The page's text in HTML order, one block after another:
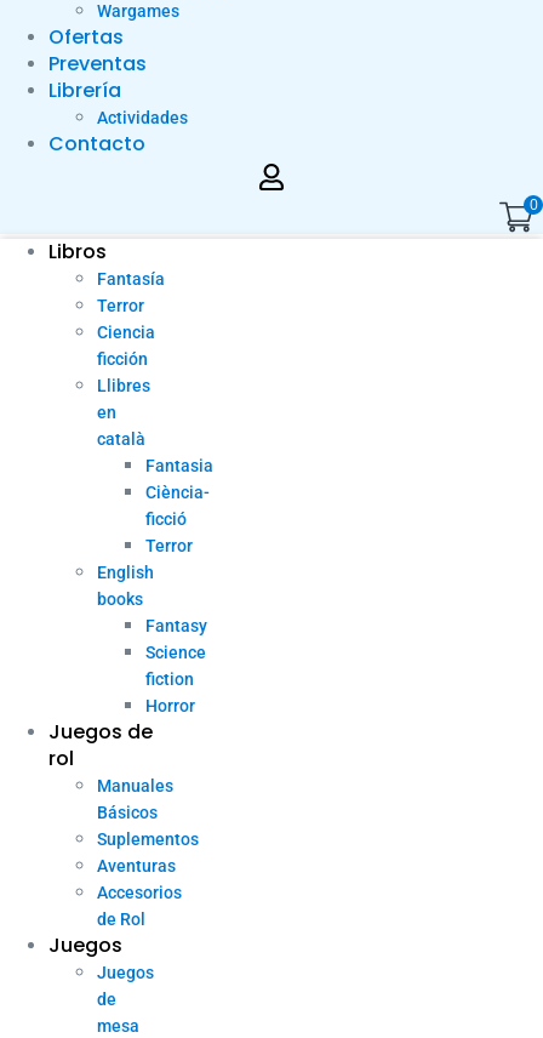
Wargames
Ofertas
Preventas
Librería
Actividades
Contacto
0
Libros
Fantasía
Terror
Ciencia
ficción
Llibres
en
català
Fantasia
Ciència-
ficció
Terror
English
books
Fantasy
Science
fiction
Horror
Juegos de
rol
Manuales
Básicos
Suplementos
Aventuras
Accesorios
de Rol
Juegos
Juegos
de
mesa